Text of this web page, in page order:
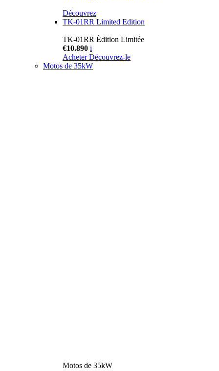
Découvrez
TK-01RR Limited Edition
TK-01RR Édition Limitée
€10.890 i
AcheterDécouvrez-le
Motos de 35kW
Motos de 35kW